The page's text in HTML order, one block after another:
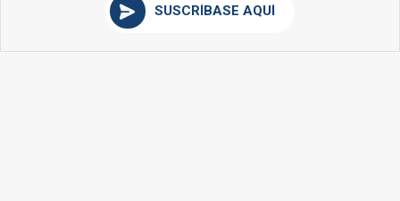
SUSCRÍBASE AQUÍ